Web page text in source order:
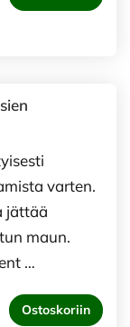
varten.
jättää
maun.
…
Ostoskoriin